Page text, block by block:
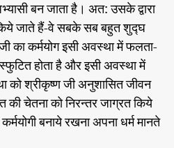
बन जाता है। अत: उसके द्वारा
किये जाते हैं-वे सबके सब बहुत शुद्घ
का कर्मयोग इसी अवस्था में फलता-
होता है और इसी अवस्था में
को श्रीकृष्ण जी अनुशासित जीवन
की चेतना को निरन्तर जाग्रत किये
बनाये रखना अपना धर्म मानते